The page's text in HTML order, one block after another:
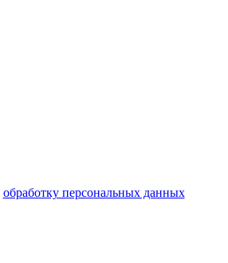
обработку персональных данных